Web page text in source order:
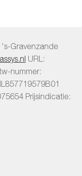
's-Gravenzande
URL:
nummer:
Prijsindicatie: